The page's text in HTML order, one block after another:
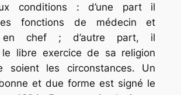
conditions : d’une part il
fonctions de médecin et
en chef ; d’autre part, il
le libre exercice de sa religion
soient les circonstances. Un
et due forme est signé le